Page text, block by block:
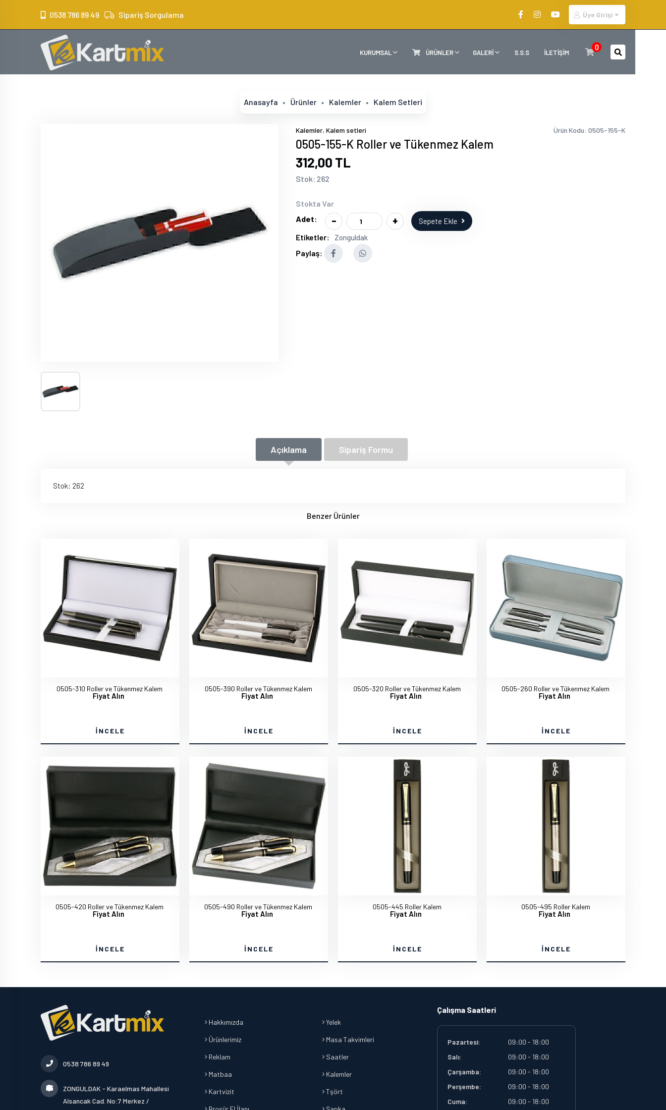
0538 786 89 49 Sipariş Sorgulama Üye Girişi
KURUMSAL ÜRÜNLER GALERİ S.S.S İLETİŞİM
0
Anasayfa Ürünler Kalemler Kalem Setleri
Kalemler, Kalem setleri Ürün Kodu: 0505-155-K
0505-155-K Roller ve Tükenmez Kalem
312,00 TL
Stok: 262
Stokta Var
Adet:
- + Sepete Ekle
Etiketler: Zonguldak
Paylaş:
Açıklama Sipariş Formu
Stok: 262
Benzer Ürünler
0505-310 Roller ve Tükenmez Kalem
Fiyat Alın
İNCELE
0505-390 Roller ve Tükenmez Kalem
Fiyat Alın
İNCELE
0505-320 Roller ve Tükenmez Kalem
Fiyat Alın
İNCELE
0505-260 Roller ve Tükenmez Kalem
Fiyat Alın
İNCELE
0505-420 Roller ve Tükenmez Kalem
Fiyat Alın
İNCELE
0505-490 Roller ve Tükenmez Kalem
Fiyat Alın
İNCELE
0505-445 Roller Kalem
Fiyat Alın
İNCELE
0505-495 Roller Kalem
Fiyat Alın
İNCELE
0538 786 89 49
ZONGULDAK - Karaelmas Mahallesi
Alsancak Cad. No:7 Merkez /
Hakkımızda
Ürünlerimiz
Reklam
Matbaa
Kartvizit
Yelek
Masa Takvimleri
Saatler
Kalemler
Tşört
Çalışma Saatleri
Pazartesi:
09:00 - 18:00
Salı:
09:00 - 18:00
Çarşamba:
09:00 - 18:00
Perşembe:
09:00 - 18:00
Cuma:
09:00 - 18:00